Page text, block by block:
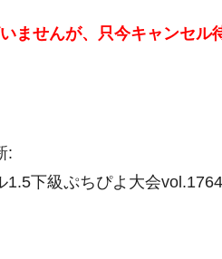
ませんが、只今キャンセル
:
下級ぷちぴよ大会